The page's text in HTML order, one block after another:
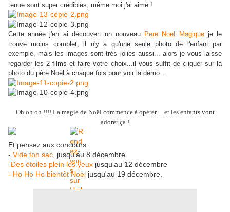
tenue sont super crédibles, même moi j'ai aimé !
Cette année j'en ai découvert un nouveau Pere Noel Magiqueje le
trouve moins complet, il n'y a qu'une seule photo de l'enfant par
exemple, mais les images sont très jolies aussi... alors je vous laisse
regarder les 2 films et faire votre choix...il vous suffit de cliquer sur la
photo du père Noël à chaque fois pour voir la démo...
Oh oh oh !!!! La magie de Noël commence à opérer ... et les enfants vont
adorer ça !
Et pensez aux concours :
- Vide ton sac , jusqu'au 8 décembre
-Des étoiles plein les yeux jusqu'au 12 décembre
- Ho Ho Ho bientôt Noël jusqu'au 19 décembre.